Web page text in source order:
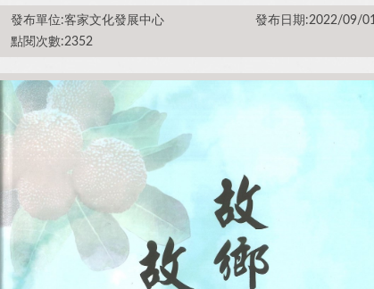
發布單位:客家文化發展中心 發布日期:2022/09/01
點閱次數:2352